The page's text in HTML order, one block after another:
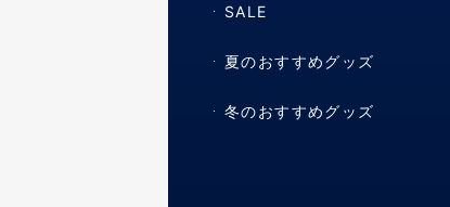
SALE
夏のおすすめグッズ
冬のおすすめグッズ